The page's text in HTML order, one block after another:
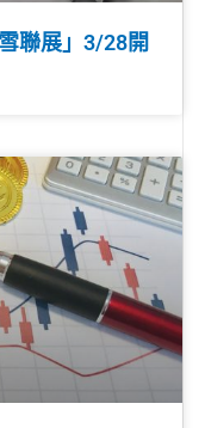
聯展」3/28開